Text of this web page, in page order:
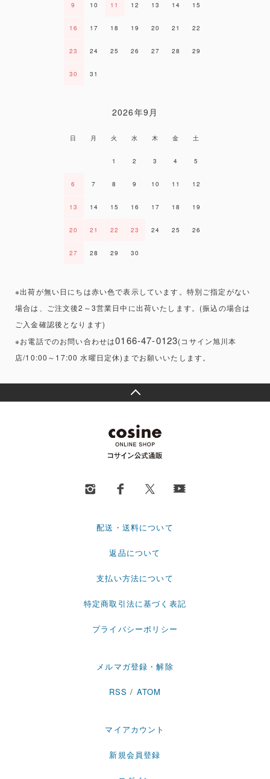
9 10 11 12 13 14 15
16 17 18 19 20 21 22
23 24 25 26 27 28 29
30 31
2026年9月
日 月 火 水 木 金 土
1 2 3 4 5
6 7 8 9 10 11 12
13 14 15 16 17 18 19
20 21 22 23 24 25 26
27 28 29 30
※出荷が無い日にちは赤い色で表示しています。特別ご指定がない
場合は、ご注文後2～3営業日中に出荷いたします。(振込の場合は
ご入金確認後となります)
※お電話でのお問い合わせは0166-47-0123(コサイン旭川本
店/10:00～17:00 水曜日定休)までお願いいたします。
配送・送料について
返品について
支払い方法について
特定商取引法に基づく表記
プライバシーポリシー
メルマガ登録・解除
RSS / ATOM
マイアカウント
新規会員登録